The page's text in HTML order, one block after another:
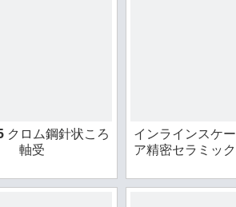
クロム鋼針状ころ
軸受
インラインスケ
ア精密セラミッ